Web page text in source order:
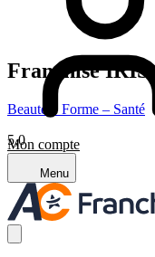
Mon compte
Menu
Franchise IRIS
Beauté – Forme – Santé
5,0